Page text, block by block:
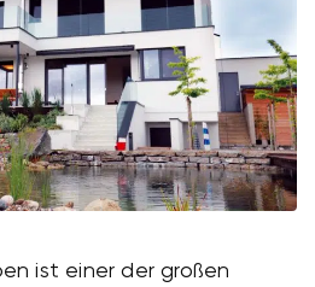
ist einer der großen